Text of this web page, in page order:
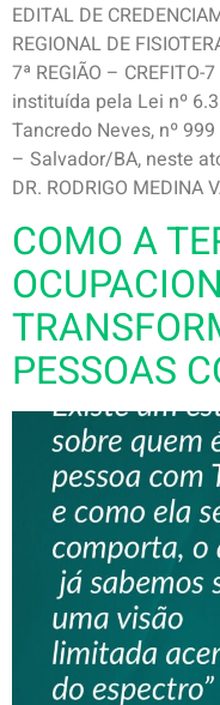
EDITAL DE
REGIONAL DE
7ª REGIÃO –
instituída pela Lei nº
Tancredo Neves, nº
– Salvador/BA, neste
DR. RODRIGO MEDINA
COMO A
PESSOAS